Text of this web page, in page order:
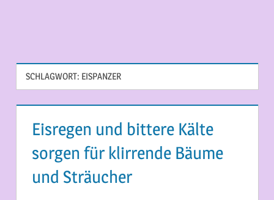
SCHLAGWORT: EISPANZER
Eisregen und bittere Kälte
sorgen für klirrende Bäume
und Sträucher